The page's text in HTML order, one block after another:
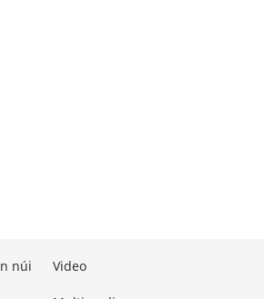
núi Video